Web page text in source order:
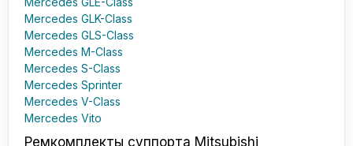
Mercedes GLK-Class
Mercedes GLS-Class
Mercedes M-Class
Mercedes S-Class
Mercedes Sprinter
Mercedes V-Class
Mercedes Vito
Ремкомплекты суппорта Mitsubishi